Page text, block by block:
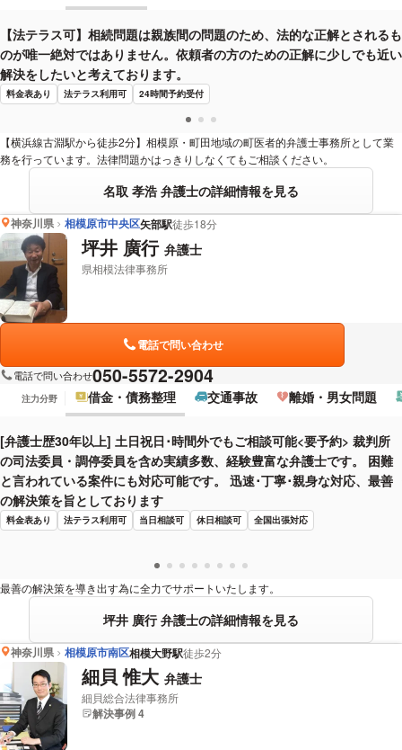
【法テラス可】相続問題は親族間の問題のため、法的な正解とされるも
のが唯一絶対ではありません。依頼者の方のための正解に少しでも近い
解決をしたいと考えております。
料金表あり 法テラス利用可 24時間予約受付
【横浜線古淵駅から徒歩2分】相模原・町田地域の町医者的弁護士事務所として業
務を行っています。法律問題かはっきりしなくてもご相談ください。
名取 孝浩 弁護士の詳細情報を見る
神奈川県 相模原市中央区矢部駅徒歩18分
坪井 廣行 弁護士
県相模法律事務所
電話で問い合わせ
電話で問い合わせ050-5572-2904
注力分野 借金・債務整理 交通事故 離婚・男女問題
[弁護士歴30年以上] 土日祝日･時間外でもご相談可能<要予約> 裁判所
の司法委員・調停委員を含め実績多数、経験豊富な弁護士です。 困難
と言われている案件にも対応可能です。 迅速･丁寧･親身な対応、最善
の解決策を旨としております
料金表あり 法テラス利用可 当日相談可 休日相談可 全国出張対応
最善の解決策を導き出す為に全力でサポートいたします。
坪井 廣行 弁護士の詳細情報を見る
神奈川県 相模原市南区相模大野駅徒歩2分
細貝 惟大 弁護士
細貝総合法律事務所
解決事例 4